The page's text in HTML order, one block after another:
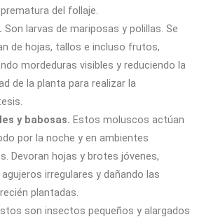
del follaje.
Son larvas de mariposas y polillas. Se
de hojas, tallos e incluso frutos,
mordeduras visibles y reduciendo la
de la planta para realizar la
y babosas. Estos moluscos actúan
por la noche y en ambientes
Devoran hojas y brotes jóvenes,
irregulares y dañando las
plantadas.
son insectos pequeños y alargados